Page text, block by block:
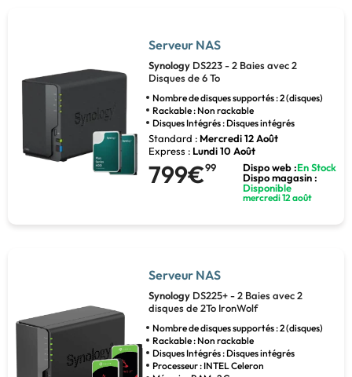
Serveur NAS
Synology DS223 - 2 Baies avec 2
Disques de 6 To
Nombre de disques supportés : 2 (disques)
Rackable : Non rackable
Disques Intégrés : Disques intégrés
Standard : Mercredi 12 Août
Express : Lundi 10 Août
799€99 Dispo web :En Stock
Dispo magasin :
Disponible
mercredi 12 août
Serveur NAS
Synology DS225+ - 2 Baies avec 2
disques de 2To IronWolf
Nombre de disques supportés : 2 (disques)
Rackable : Non rackable
Disques Intégrés : Disques intégrés
Processeur : INTEL Celeron